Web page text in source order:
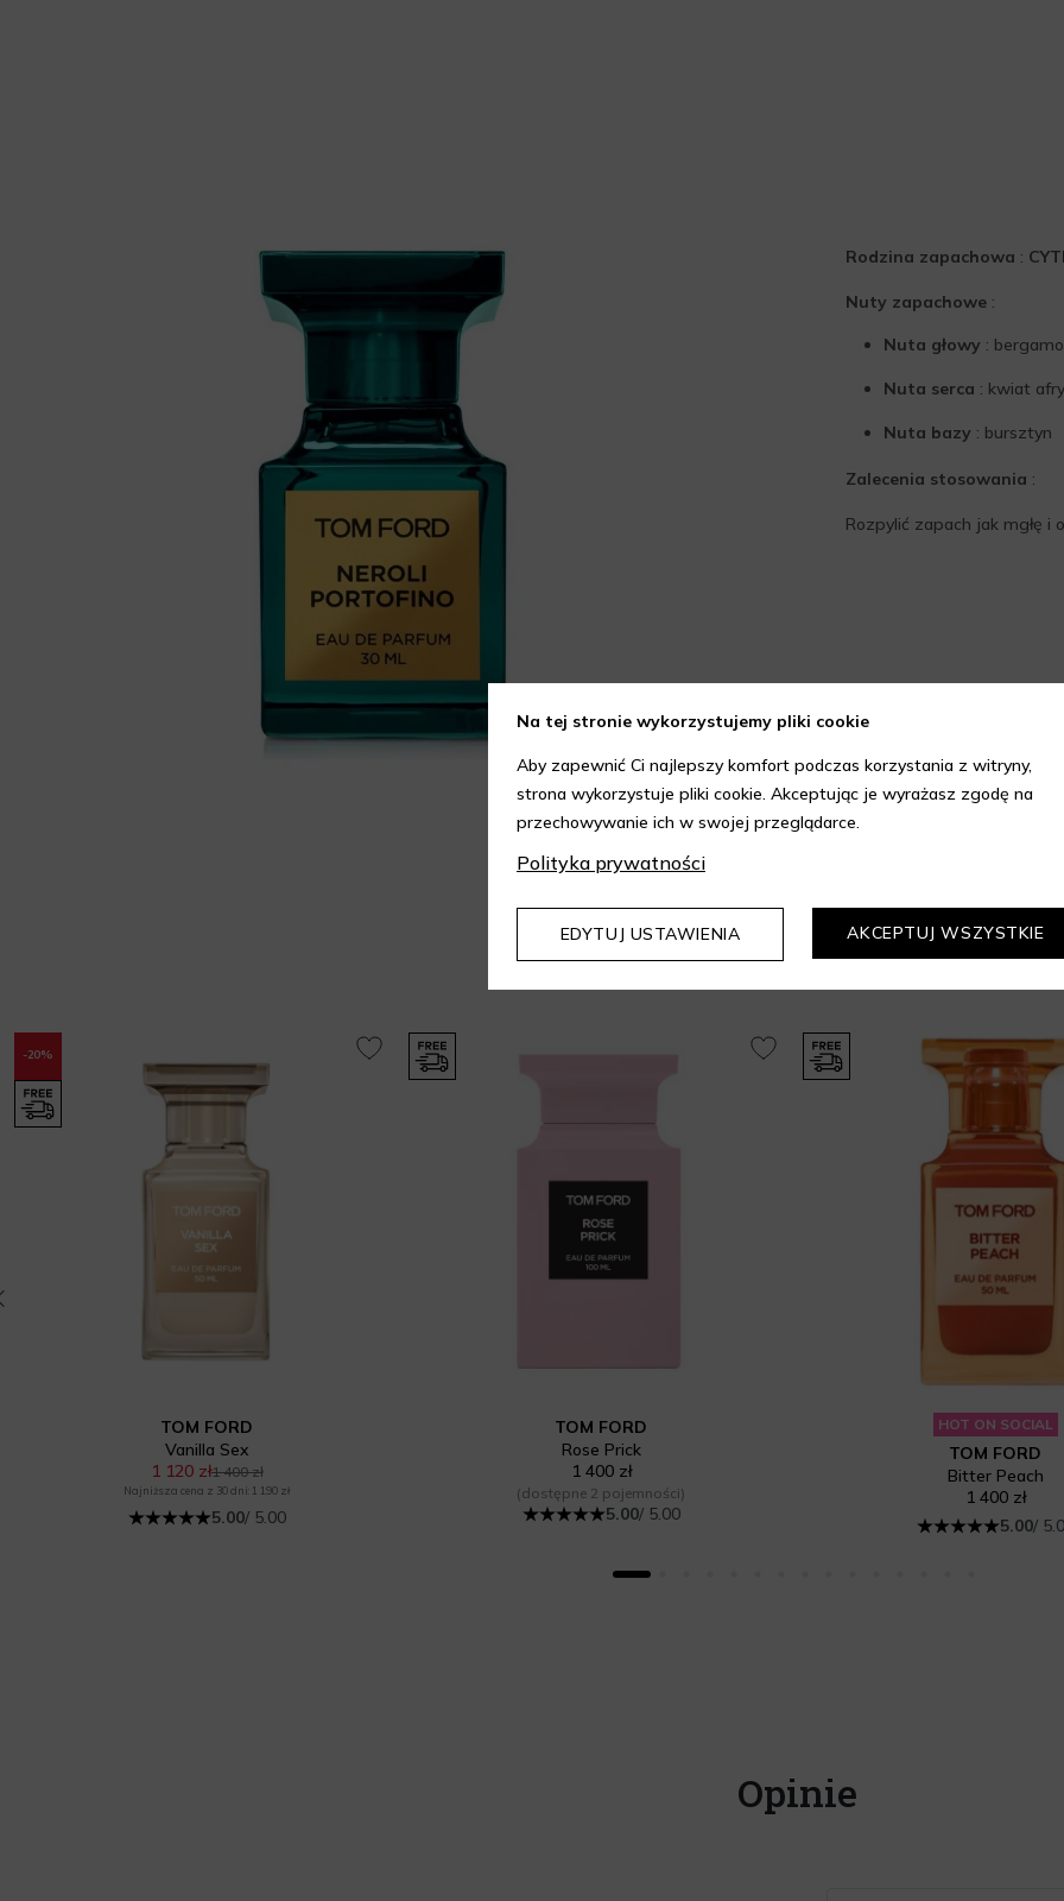
Rodzina zapachowa :
Nuty zapachowe:
Nuta głowy :
Nuta serca : kwiat
Nuta bazy : bursztyn
Zalecenia stosowania :
Rozpylić zapach jak mgłę i
Mogą Cię zainteresować
-20%
TOM FORD
Vanilla Sex
1 120 zł1 400 zł
Najniższa cena z 30 dni: 1 190 zł
5.00/ 5.00
TOM FORD
Rose Prick
1 400 zł
(dostępne 2 pojemności)
5.00/ 5.00
HOT ON SOCIAL
TOM FORD
Bitter Peach
1 400 zł
5.00/
Opinie
Na tej stronie wykorzystujemy pliki cookie
Aby zapewnić Ci najlepszy komfort podczas korzystania z witryny,
strona wykorzystuje pliki cookie. Akceptując je wyrażasz zgodę na
przechowywanie ich w swojej przeglądarce.
Polityka prywatności
EDYTUJ USTAWIENIA AKCEPTUJ WSZYSTKIE